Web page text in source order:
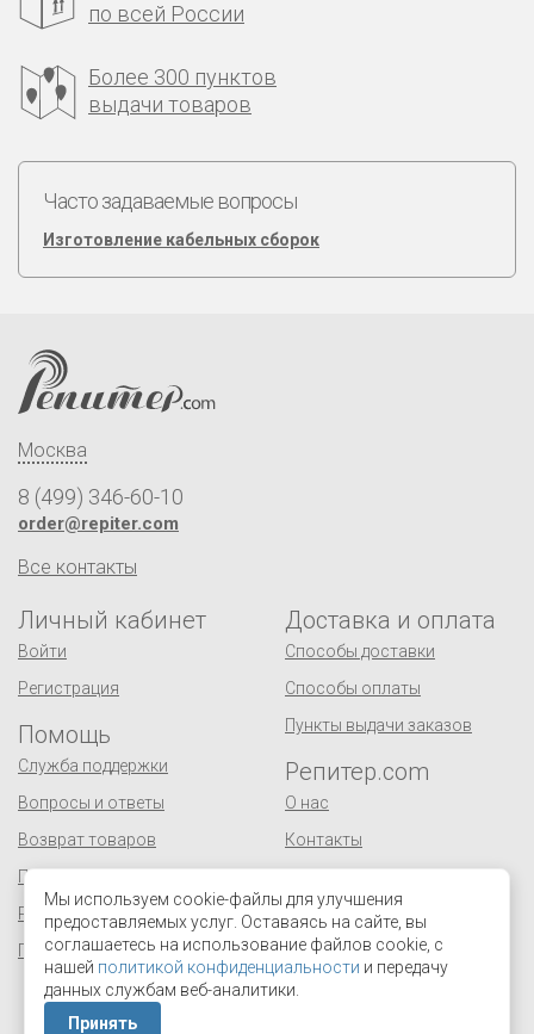
по всей России
Более 300 пунктов
выдачи товаров
Часто задаваемые вопросы
Изготовление кабельных сборок
Москва
8 (499) 346-60-10
order@repiter.com
Все контакты
Личный кабинет
Войти
Регистрация
Помощь
Служба поддержки
Вопросы и ответы
Возврат товаров
Публичная оферта
Реквизиты
Персональные данные
Доставка и оплата
Способы доставки
Способы оплаты
Пункты выдачи заказов
Репитер.com
О нас
Контакты
Оптовым покупателям
Поставщикам
Отзывы и предложения
Мы используем cookie-файлы для улучшения
предоставляемых услуг. Оставаясь на сайте, вы
соглашаетесь на использование файлов cookie, с
нашей политикой конфиденциальности и передачу
данных службам веб-аналитики.
Принять